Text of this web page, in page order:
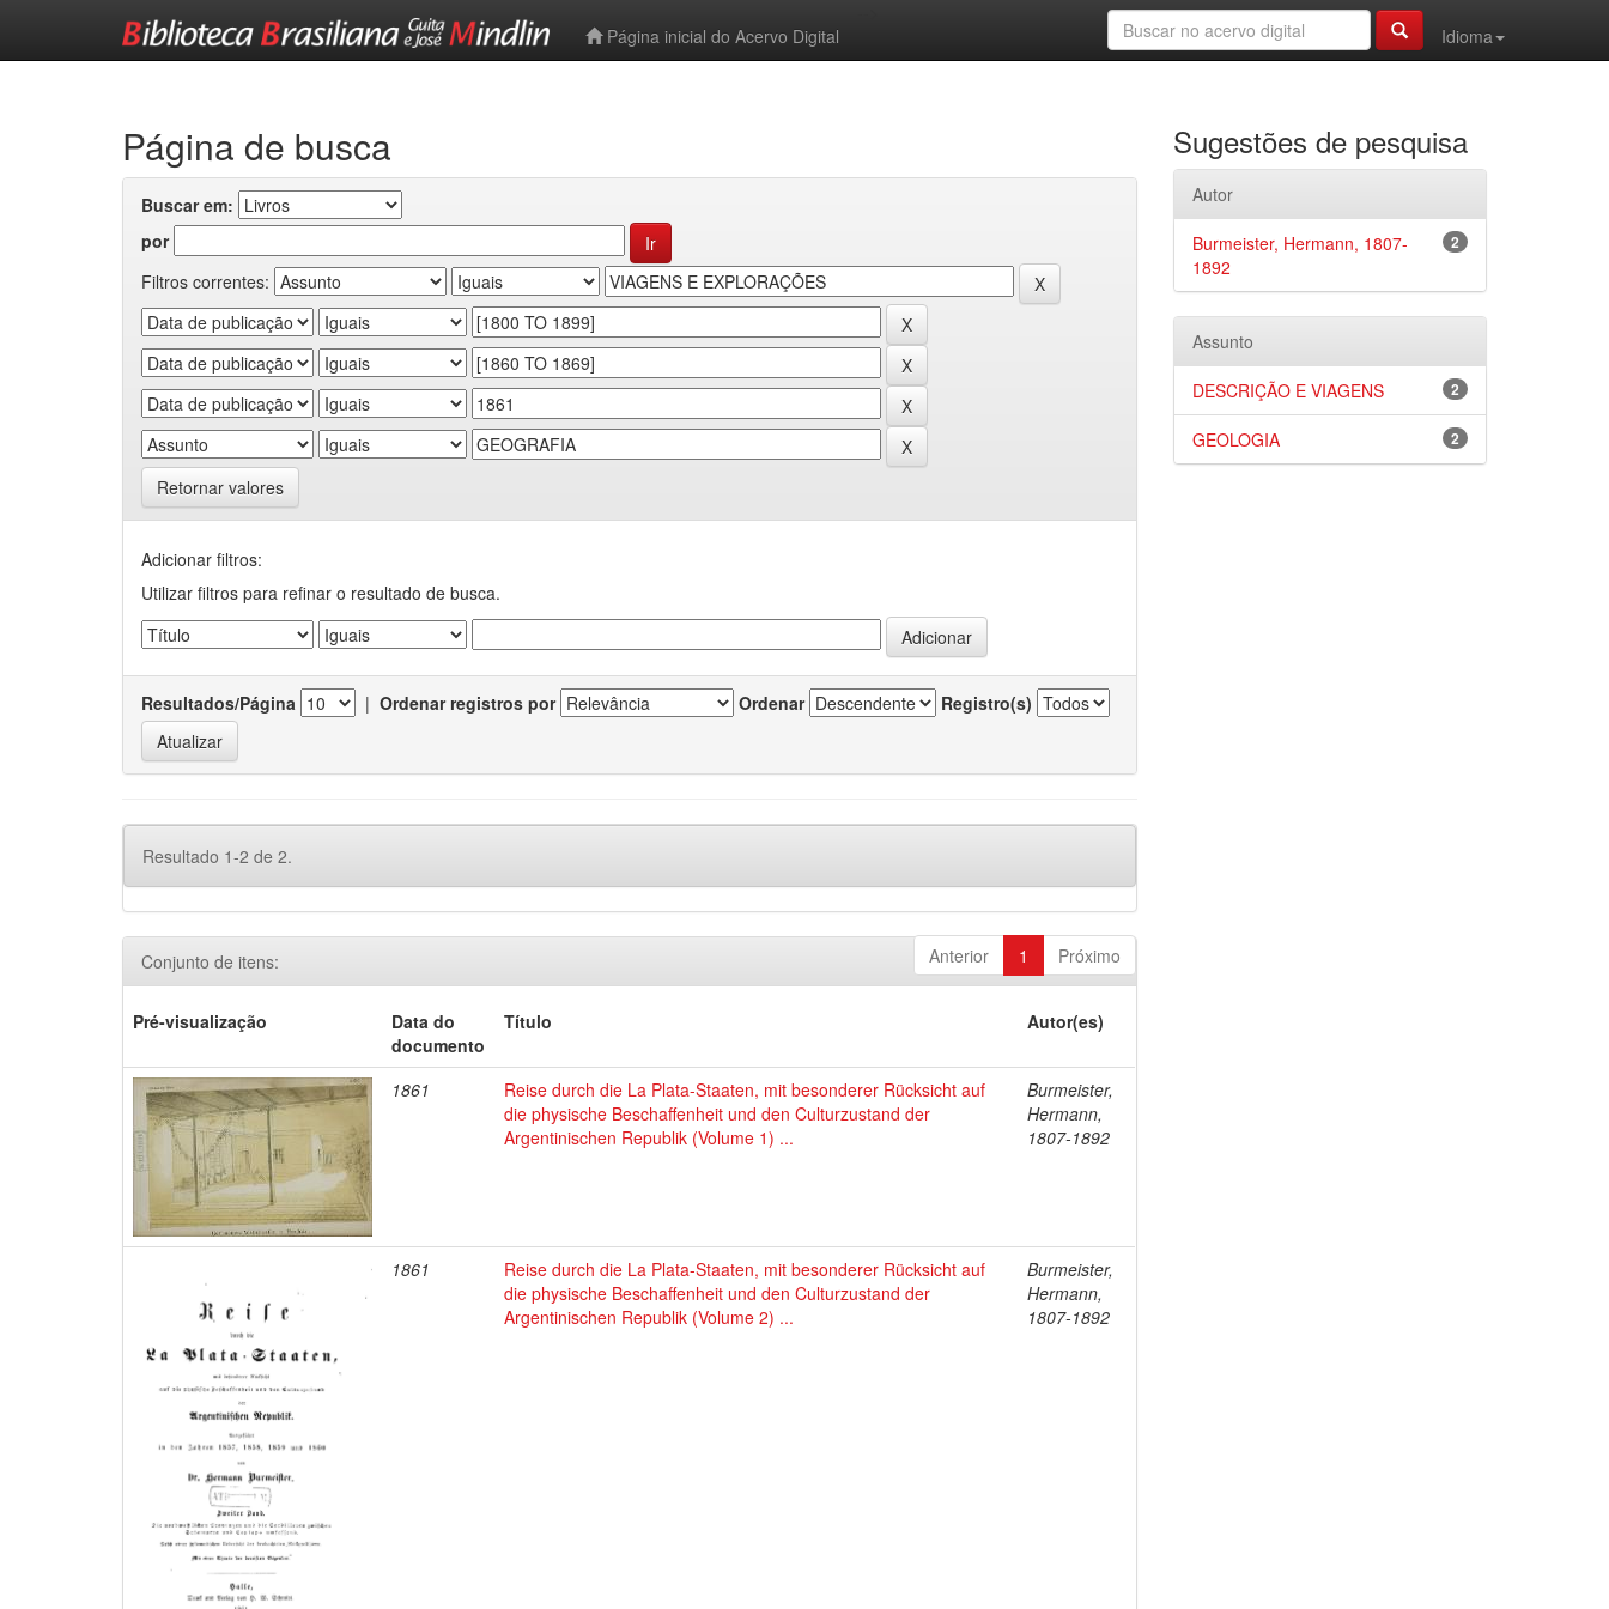
Página inicial do Acervo Digital
Idioma
Página de busca
Buscar em:
por
Filtros correntes:
Retornar valores
Adicionar filtros:
Utilizar filtros para refinar o resultado de busca.
Resultados/Página | Ordenar registros por Ordenar Registro(s)
Resultado 1-2 de 2.
Anterior 1 Próximo
Conjunto de itens:
Pré-visualização
Data do
documento
Título Autor(es)
1861
Reise durch die La Plata-Staaten, mit besonderer Rücksicht auf
die physische Beschaffenheit und den Culturzustand der
Argentinischen Republik (Volume 1) ...
Burmeister,
Hermann,
1807-1892
1861
Reise durch die La Plata-Staaten, mit besonderer Rücksicht auf
die physische Beschaffenheit und den Culturzustand der
Argentinischen Republik (Volume 2) ...
Burmeister,
Hermann,
1807-1892
Sugestões de pesquisa
Autor
2
Burmeister, Hermann, 1807-
1892
Assunto
2
DESCRIÇÃO E VIAGENS
2
GEOLOGIA